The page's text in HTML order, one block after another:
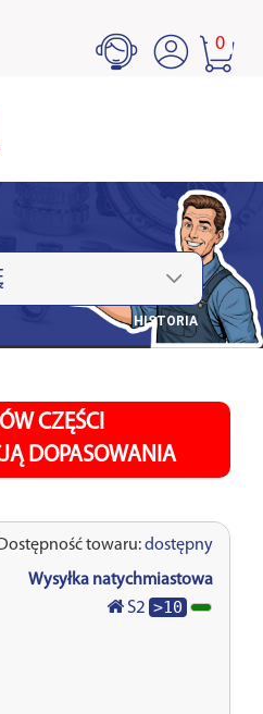
0
HISTORIA
CZĘŚCI
DOPASOWANIA
Dostępność towaru:dostępny
Wysyłka natychmiastowa
S2 >10